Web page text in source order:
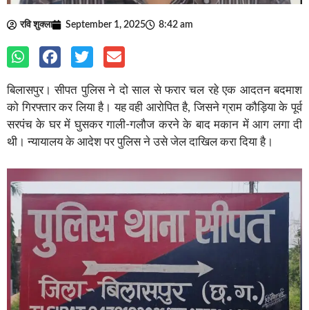
रवि शुक्ला September 1, 2025 8:42 am
बिलासपुर। सीपत पुलिस ने दो साल से फरार चल रहे एक आदतन बदमाश
को गिरफ्तार कर लिया है। यह वही आरोपित है, जिसने ग्राम कौड़िया के पूर्व
सरपंच के घर में घुसकर गाली-गलौज करने के बाद मकान में आग लगा दी
थी। न्यायालय के आदेश पर पुलिस ने उसे जेल दाखिल करा दिया है।